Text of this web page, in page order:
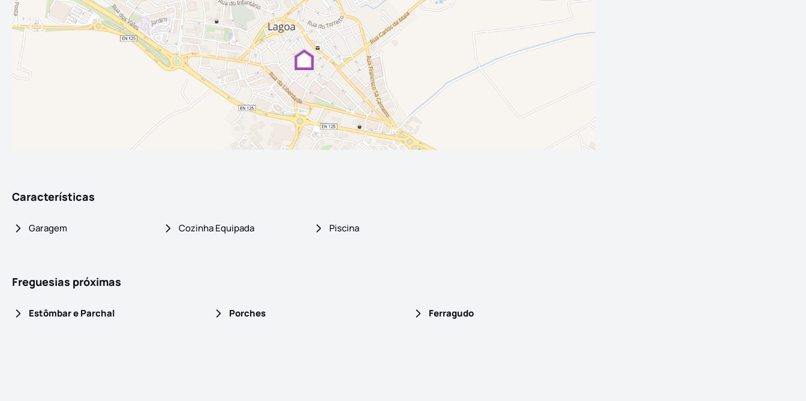
Características
Garagem Cozinha Equipada Piscina
Freguesias próximas
Estômbar e Parchal Porches Ferragudo